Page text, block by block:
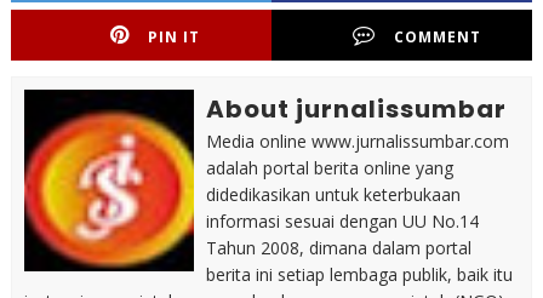
PIN IT COMMENT
About jurnalissumbar
Media online www.jurnalissumbar.com
adalah portal berita online yang
didedikasikan untuk keterbukaan
informasi sesuai dengan UU No.14
Tahun 2008, dimana dalam portal
berita ini setiap lembaga publik, baik itu